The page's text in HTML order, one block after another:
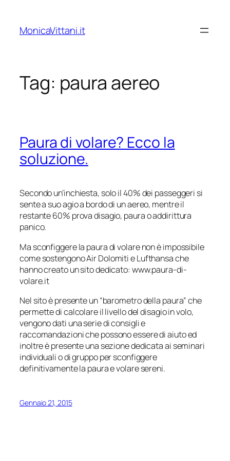
contenuto
MonicaVittani.it
Tag: paura aereo
Paura di volare? Ecco la
soluzione.
Secondo un’inchiesta, solo il 40% dei passeggeri si
sente a suo agio a bordo di un aereo, mentre il
restante 60% prova disagio, paura o addirittura
panico.
Ma sconfiggere la paura di volare non è impossibile
come sostengono Air Dolomiti e Lufthansa che
hanno creato un sito dedicato: www.paura-di-
volare.it
Nel sito è presente un “barometro della paura” che
permette di calcolare il livello del disagio in volo,
vengono dati una serie di consigli e
raccomandazioni che possono essere di aiuto ed
inoltre è presente una sezione dedicata ai seminari
individuali o di gruppo per sconfiggere
definitivamente la paura e volare sereni.
Gennaio 21, 2015